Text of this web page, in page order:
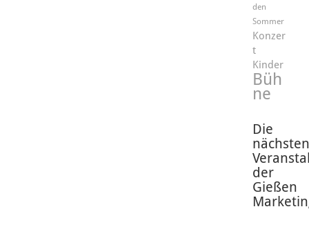
den
Sommer
Konzer
t
Kinder
Büh
ne
Die
nächsten
der
Gießen